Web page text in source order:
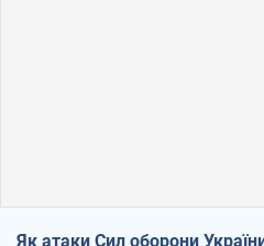
Як атаки Сил оборони